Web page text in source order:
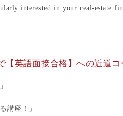
interested in your real-estate
【英語面接合格】への近道コ
講座！」